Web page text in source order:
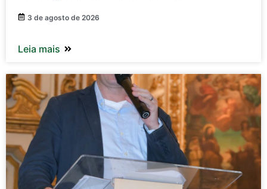
3 de agosto de 2026
Leia mais